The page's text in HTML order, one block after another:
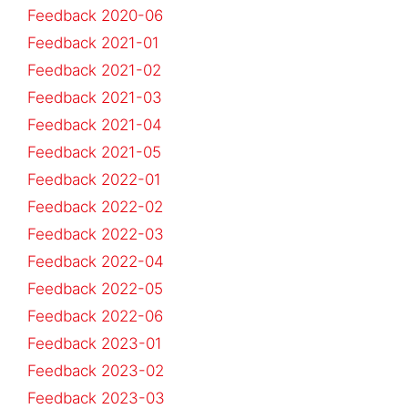
Feedback 2020-06
Feedback 2021-01
Feedback 2021-02
Feedback 2021-03
Feedback 2021-04
Feedback 2021-05
Feedback 2022-01
Feedback 2022-02
Feedback 2022-03
Feedback 2022-04
Feedback 2022-05
Feedback 2022-06
Feedback 2023-01
Feedback 2023-02
Feedback 2023-03